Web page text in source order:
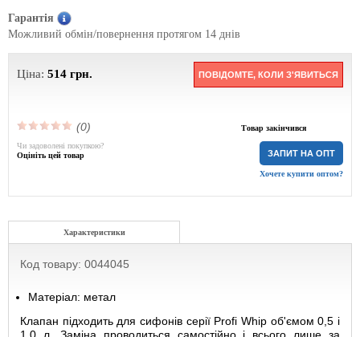
Гарантія
Можливий обмін/повернення протягом 14 днів
Ціна: 514 грн. ПОВІДОМТЕ, КОЛИ З'ЯВИТЬСЯ
(0) Товар закінчився
ЗАПИТ НА ОПТ
Хочете купити оптом?
Чи задоволені покупкою?
Оцініть цей товар
Характеристики
Код товару: 0044045
Матеріал: метал
Клапан підходить для сифонів серії Profi Whip об'ємом 0,5 і